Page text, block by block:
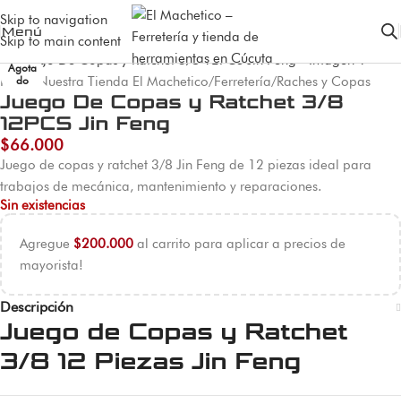
Skip to navigation
Skip to main content
Menú
Agota
do
Inicio Nuestra Tienda El Machetico/Ferretería/Raches y Copas
Juego De Copas y Ratchet 3/8
12PCS Jin Feng
$66.000
Juego de copas y ratchet 3/8 Jin Feng de 12 piezas ideal para
trabajos de mecánica, mantenimiento y reparaciones.
Sin existencias
Agregue $200.000 al carrito para aplicar a precios de
mayorista!
Descripción
Juego de Copas y Ratchet
3/8 12 Piezas Jin Feng